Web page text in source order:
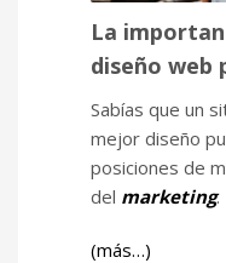
La
diseño web
Sabías que un
mejor diseño
posiciones de
del marketing.
(más…)